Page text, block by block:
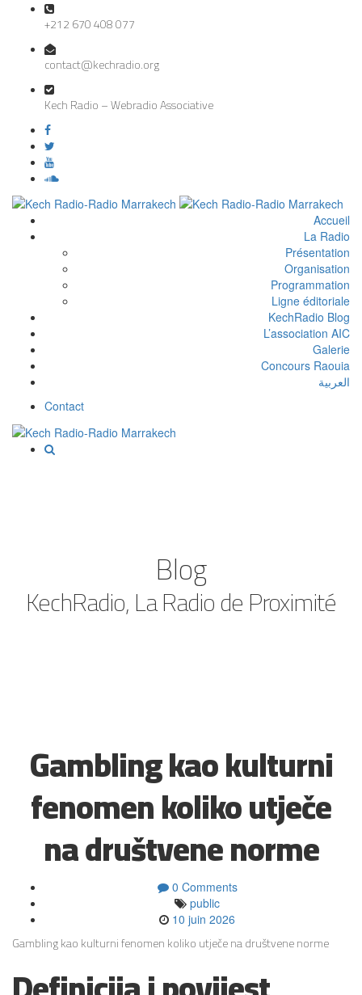
+212 670 408 077
contact@kechradio.org
Kech Radio – Webradio Associative
Accueil
La Radio
Présentation
Organisation
Programmation
Ligne éditoriale
KechRadio Blog
L’association AIC
Galerie
Concours Raouia
العربية
Contact
Blog
KechRadio, La Radio de Proximité
Gambling kao kulturni
fenomen koliko utječe
na društvene norme
0 Comments
public
10 juin 2026
Gambling kao kulturni fenomen koliko utječe na društvene norme